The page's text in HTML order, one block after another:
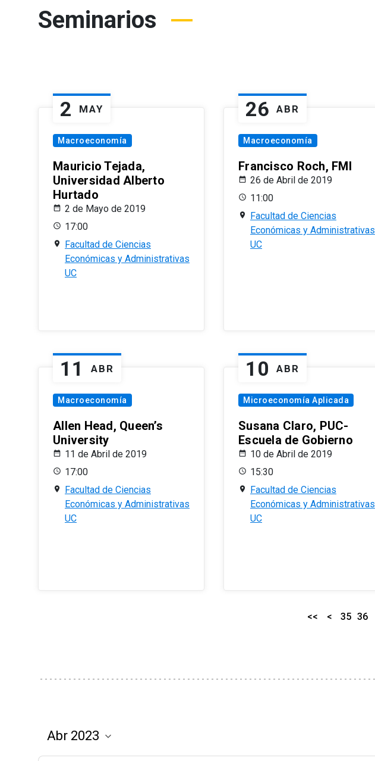
Seminarios
2 MAY
Macroeconomía
Mauricio Tejada,
Universidad Alberto
Hurtado
2 de Mayo de 2019
17:00
Facultad de Ciencias
Económicas y Administrativas
UC
26 ABR
Macroeconomía
Francisco Roch, FMI
26 de Abril de 2019
11:00
Facultad de Ciencias
Económicas y Administrativas
UC
11 ABR
Macroeconomía
Allen Head, Queen’s
University
11 de Abril de 2019
17:00
Facultad de Ciencias
Económicas y Administrativas
UC
10 ABR
Microeconomía Aplicada
Susana Claro, PUC-
Escuela de Gobierno
10 de Abril de 2019
15:30
Facultad de Ciencias
Económicas y Administrativas
UC
<< < 35 36